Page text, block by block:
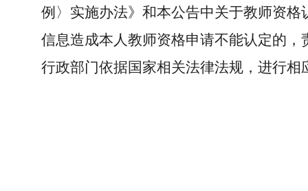
例〉实施办法》和本公告中关于教师资
信息造成本人教师资格申请不能认定的
行政部门依据国家相关法律法规，进行相